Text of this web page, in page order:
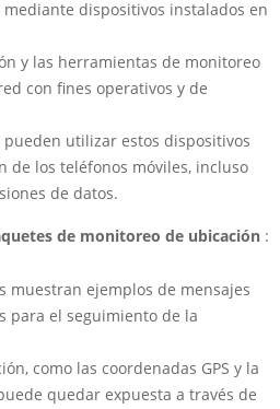
dispositivos instalados en
y las herramientas de monitoreo
con fines operativos y de
pueden utilizar estos dispositivos
de los teléfonos móviles, incluso
de datos.
de monitoreo de ubicación :
muestran ejemplos de mensajes
para el seguimiento de la
como las coordenadas GPS y la
quedar expuesta a través de